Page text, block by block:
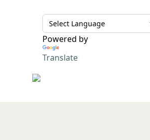
Powered by
Translate